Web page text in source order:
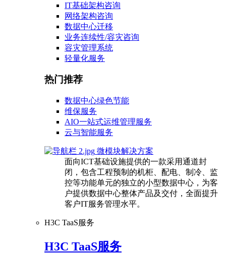
IT基础架构咨询
网络架构咨询
数据中心迁移
业务连续性/容灾咨询
容灾管理系统
轻量化服务
热门推荐
数据中心绿色节能
维保服务
AIO一站式运维管理服务
云与智能服务
微模块解决方案
面向ICT基础设施提供的一款采用通道封
闭，包含工程预制的机柜、配电、制冷、监
控等功能单元的独立的小型数据中心，为客
户提供数据中心整体产品及交付，全面提升
客户IT服务管理水平。
H3C TaaS服务
H3C TaaS服务